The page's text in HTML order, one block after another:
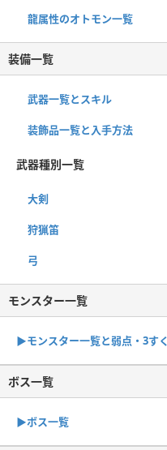
龍属性のオトモン一覧
装備一覧
武器一覧とスキル
装飾品一覧と入手方法
武器種別一覧
大剣
狩猟笛
弓
モンスター一覧
▶︎モンスター一覧と弱点・3す
ボス一覧
▶︎ボス一覧